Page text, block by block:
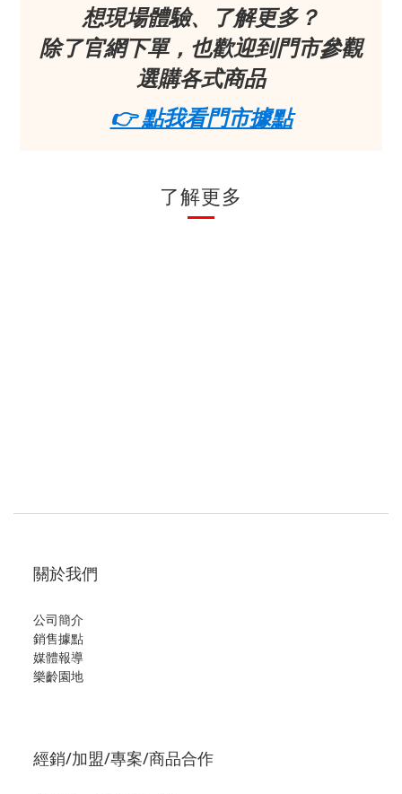
想現場體驗、了解更多？
除了官網下單，也歡迎到門市參觀
選購各式商品
👉 點我看門市據點
了解更多
關於我們
公司簡介
銷售據點
媒體報導
樂齡園地
經銷/加盟/專案/商品合作